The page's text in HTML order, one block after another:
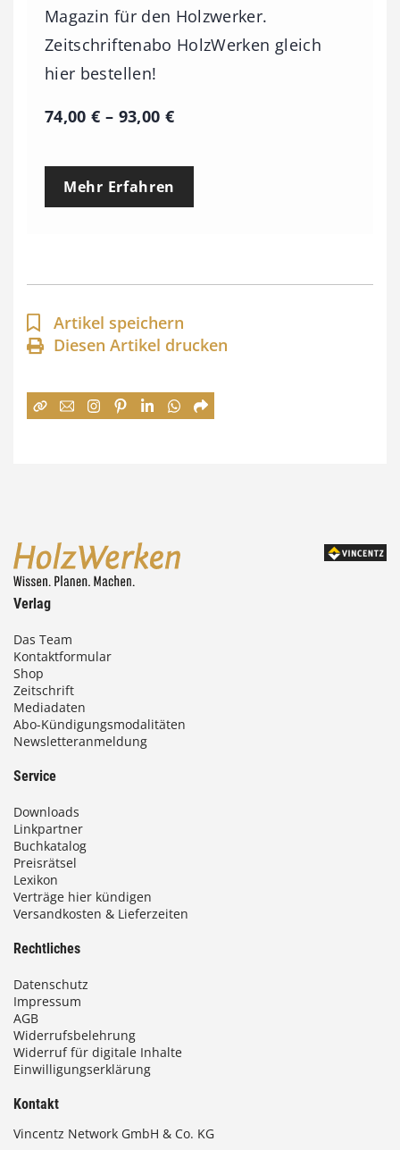
Magazin für den Holzwerker.
Zeitschriftenabo HolzWerken gleich
hier bestellen!
74,00€ – 93,00 €P
e
p
a
n
e
0
€
Mehr Erfahren
Artikel speichern
Diesen Artikel drucken
Verlag
Das Team
Kontaktformular
Shop
Zeitschrift
Mediadaten
Abo-Kündigungsmodalitäten
Newsletteranmeldung
Service
Downloads
Linkpartner
Buchkatalog
Preisrätsel
Lexikon
Verträge hier kündigen
Versandkosten & Lieferzeiten
Rechtliches
Datenschutz
Impressum
AGB
Widerrufsbelehrung
Widerruf für digitale Inhalte
Einwilligungserklärung
Kontakt
Vincentz Network GmbH & Co. KG